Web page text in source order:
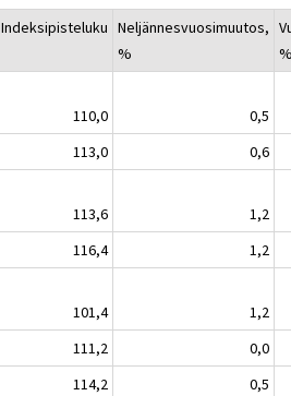
Indeksipisteluku Neljännesvuosimuutos,
%
110,0
0,5
113,0
0,6
113,6
1,2
116,4
1,2
101,4
1,2
111,2
0,0
114,2
0,5